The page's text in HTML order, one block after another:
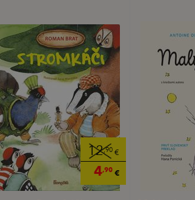
12,90 €
4,90 €